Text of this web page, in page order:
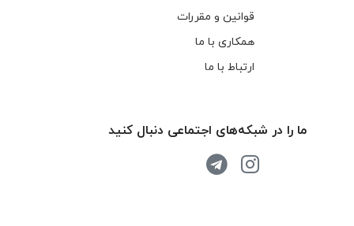
قوانین و مقررات
همکاری با ما
ارتباط با ما
ما را در شبکه‌های اجتماعی دنبال کنید